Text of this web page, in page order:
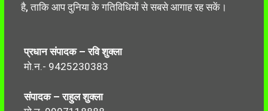
है, ताकि आप दुनिया के गतिविधियों से सबसे आगाह रह सकें।
प्रधान संपादक – रवि शुक्ला
मो.न.- 9425230383
संपादक – राहुल शुक्ला